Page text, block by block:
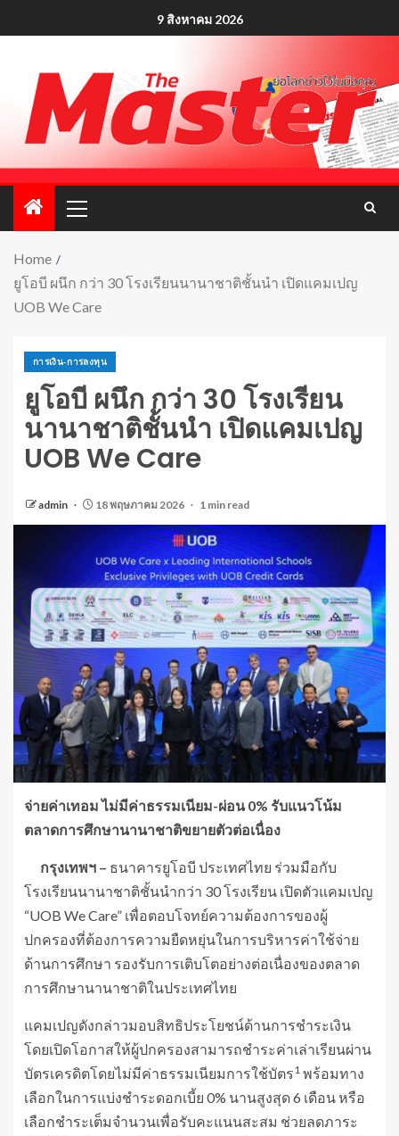
9 สิงหาคม 2026
Home
ยูโอบี ผนึก กว่า 30 โรงเรียนนานาชาติชั้นนำ เปิดแคมเปญ
UOB We Care
การเงิน-การลงทุน
ยูโอบี ผนึก กว่า 30 โรงเรียน
นานาชาติชั้นนำ เปิดแคมเปญ
UOB We Care
admin 18 พฤษภาคม 2026 1 min read
จ่ายค่าเทอม ไม่มีค่าธรรมเนียม-ผ่อน 0% รับแนวโน้ม
ตลาดการศึกษานานาชาติขยายตัวต่อเนื่อง
กรุงเทพฯ – ธนาคารยูโอบี ประเทศไทย ร่วมมือกับ
โรงเรียนนานาชาติชั้นนำกว่า 30 โรงเรียน เปิดตัวแคมเปญ
“UOB We Care” เพื่อตอบโจทย์ความต้องการของผู้
ปกครองที่ต้องการความยืดหยุ่นในการบริหารค่าใช้จ่าย
ด้านการศึกษา รองรับการเติบโตอย่างต่อเนื่องของตลาด
การศึกษานานาชาติในประเทศไทย
แคมเปญดังกล่าวมอบสิทธิประโยชน์ด้านการชำระเงิน
โดยเปิดโอกาสให้ผู้ปกครองสามารถชำระค่าเล่าเรียนผ่าน
บัตรเครดิตโดยไม่มีค่าธรรมเนียมการใช้บัตร1 พร้อมทาง
เลือกในการแบ่งชำระดอกเบี้ย 0% นานสูงสุด 6 เดือน หรือ
เลือกชำระเต็มจำนวนเพื่อรับคะแนนสะสม ช่วยลดภาระ